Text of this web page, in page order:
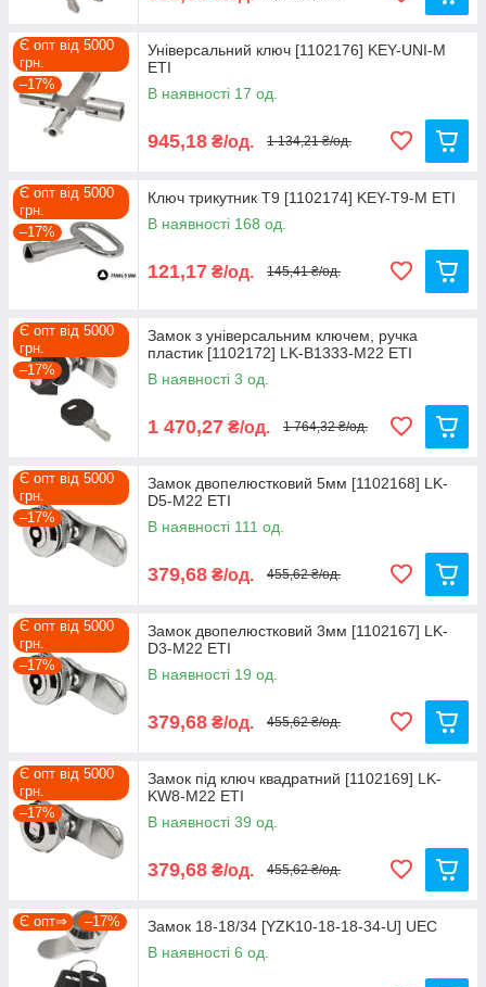
Є опт від 5000
грн.
–17%
Універсальний ключ [1102176] KEY-UNI-M
ETI
В наявності 17 од.
945,18 ₴/од. 1 134,21 ₴/од.
Є опт від 5000
грн.
–17%
Ключ трикутник T9 [1102174] KEY-T9-M ETI
В наявності 168 од.
121,17 ₴/од. 145,41 ₴/од.
Є опт від 5000
грн.
–17%
Замок з універсальним ключем, ручка
пластик [1102172] LK-B1333-M22 ETI
В наявності 3 од.
1 470,27 ₴/од. 1 764,32 ₴/од.
Є опт від 5000
грн.
–17%
Замок двопелюстковий 5мм [1102168] LK-
D5-M22 ETI
В наявності 111 од.
379,68 ₴/од. 455,62 ₴/од.
Є опт від 5000
грн.
–17%
Замок двопелюстковий 3мм [1102167] LK-
D3-M22 ETI
В наявності 19 од.
379,68 ₴/од. 455,62 ₴/од.
Є опт від 5000
грн.
–17%
Замок під ключ квадратний [1102169] LK-
KW8-M22 ETI
В наявності 39 од.
379,68 ₴/од. 455,62 ₴/од.
Є опт⇒ –17%
Замок 18-18/34 [YZK10-18-18-34-U] UEC
В наявності 6 од.